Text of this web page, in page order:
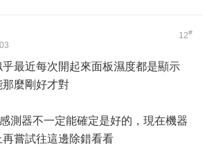
12#
最近每次開起來面板濕度都是顯示
麼剛好才對
測器不一定能確定是好的，現在機器
嘗試往這邊除錯看看